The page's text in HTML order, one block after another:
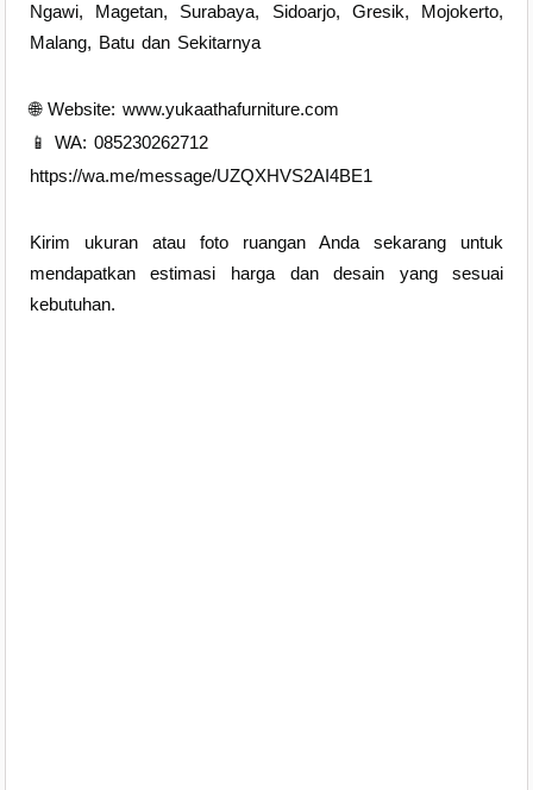
Ngawi, Magetan, Surabaya, Sidoarjo, Gresik, Mojokerto,
Malang, Batu dan Sekitarnya
🌐 Website: www.yukaathafurniture.com
📱 WA: 085230262712
https://wa.me/message/UZQXHVS2AI4BE1
Kirim ukuran atau foto ruangan Anda sekarang untuk
mendapatkan estimasi harga dan desain yang sesuai
kebutuhan.